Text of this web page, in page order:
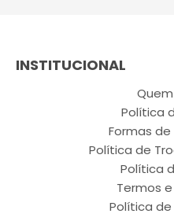
INSTITUCIONAL
Política
Formas
Política de
Política
Termos
Política